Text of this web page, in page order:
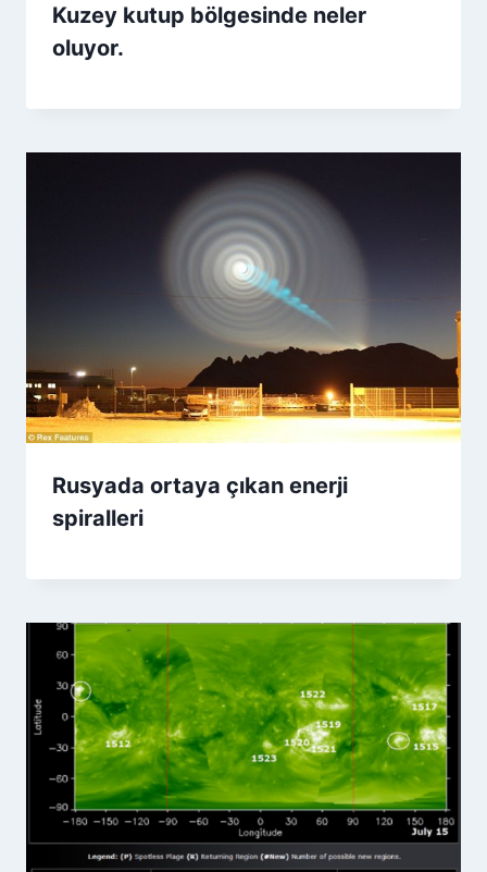
Kuzey kutup bölgesinde neler
oluyor.
Rusyada ortaya çıkan enerji
spiralleri